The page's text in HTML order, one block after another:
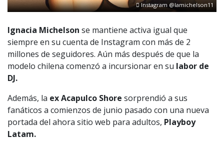
Instagram @lamichelson11
Ignacia Michelson se mantiene activa igual que
siempre en su cuenta de Instagram con más de 2
millones de seguidores. Aún más después de que la
modelo chilena comenzó a incursionar en su labor de
DJ.
Además, la ex Acapulco Shore sorprendió a sus
fanáticos a comienzos de junio pasado con una nueva
portada del ahora sitio web para adultos, Playboy
Latam.